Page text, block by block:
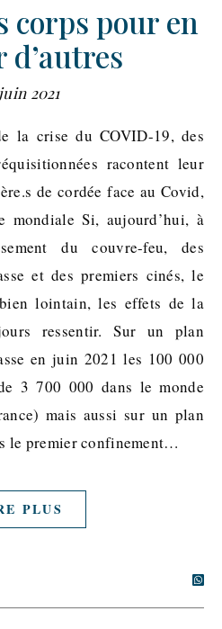
corps pour en
d’autres
2021
racontent leur
de cordée face au Covid,
mondiale Si, aujourd’hui, à
du couvre-feu, des
et des premiers cinés, le
lointain, les effets de la
ressentir. Sur un plan
en juin 2021 les 100 000
3 700 000 dans le monde
mais aussi sur un plan
le premier confinement…
PLUS